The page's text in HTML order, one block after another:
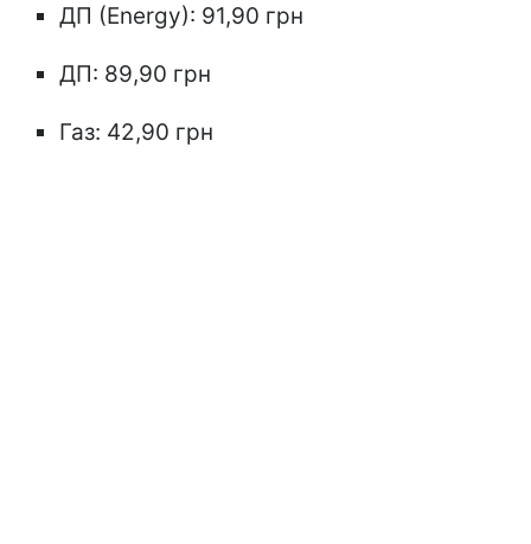
ДП (Energy): 91,90 грн
ДП: 89,90 грн
Газ: 42,90 грн